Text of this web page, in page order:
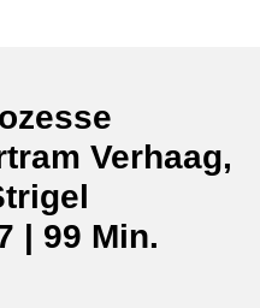
Verhaag,
| 99 Min.